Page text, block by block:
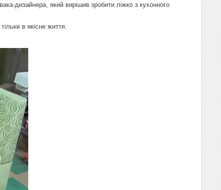
дизайнера, який вирішив зробити ліжко з кухонного
в якісне життя.